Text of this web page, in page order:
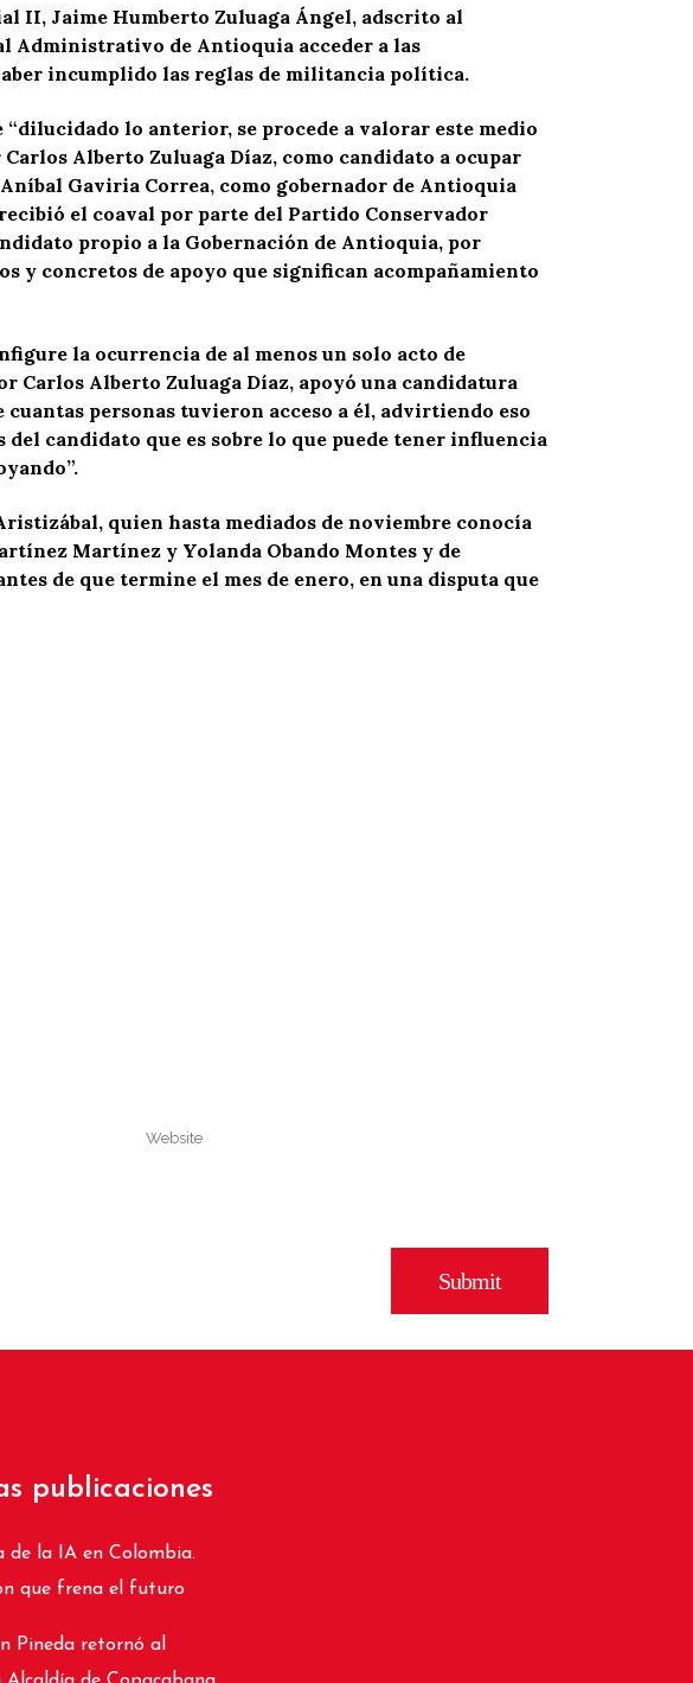
II, Jaime Humberto Zuluaga Ángel, adscrito al
Administrativo de Antioquia acceder a las
incumplido las reglas de militancia política.
lo anterior, se procede a valorar este medio
Alberto Zuluaga Díaz, como candidato a ocupar
Gaviria Correa, como gobernador de Antioquia
el coaval por parte del Partido Conservador
propio a la Gobernación de Antioquia, por
y concretos de apoyo que significan acompañamiento
la ocurrencia de al menos un solo acto de
Carlos Alberto Zuluaga Díaz, apoyó una candidatura
personas tuvieron acceso a él, advirtiendo eso
candidato que es sobre lo que puede tener influencia
quien hasta mediados de noviembre conocía
Martínez y Yolanda Obando Montes y de
de que termine el mes de enero, en una disputa que
publicaciones
de la IA en Colombia.
que frena el futuro
Pineda retornó al